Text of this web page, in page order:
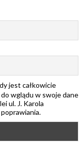
jest całkowicie
wglądu w swoje dane
ul. J. Karola